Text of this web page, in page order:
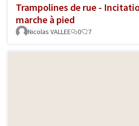
Trampolines de rue -
marche à pied
Nicolas VALLEE 0 7